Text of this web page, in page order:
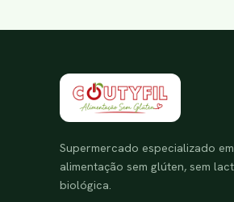
Supermercado especializado em
alimentação sem glúten, sem
biológica.